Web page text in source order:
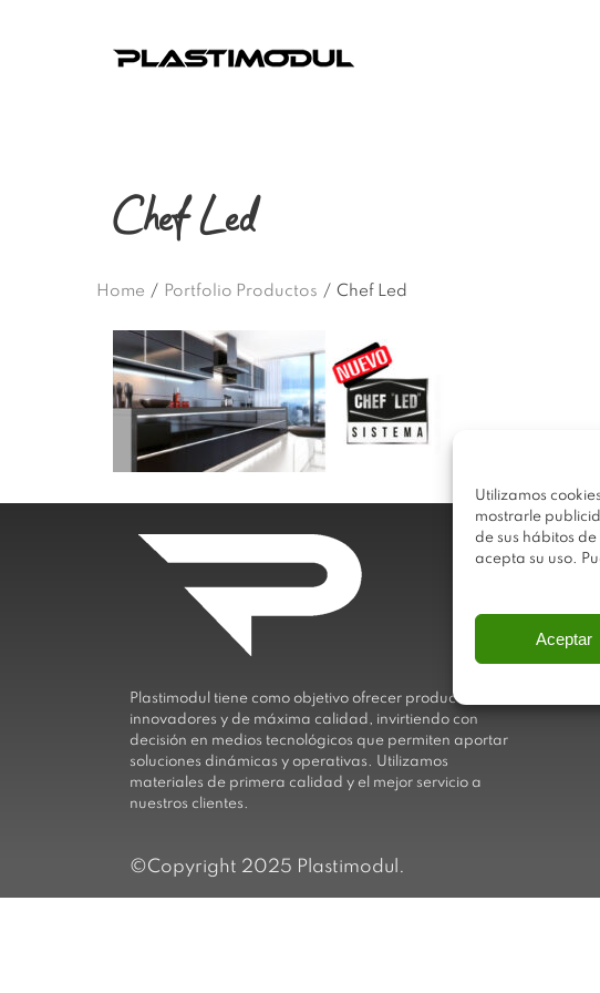
Utilizamos
mostrarle
de sus hábitos
acepta su uso.
Aceptar
Chef Led
Home / Portfolio Productos / Chef Led
Plastimodul tiene como objetivo ofrecer productos
innovadores y de máxima calidad, invirtiendo con
decisión en medios tecnológicos que permiten aportar
soluciones dinámicas y operativas. Utilizamos
materiales de primera calidad y el mejor servicio a
nuestros clientes.
©Copyright 2025 Plastimodul.